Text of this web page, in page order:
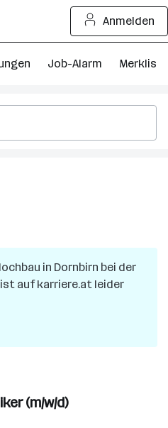
Anmelden
Job-Alarm Merkliste
in Dornbirn bei der
ist auf karriere.at leider
(m/w/d)